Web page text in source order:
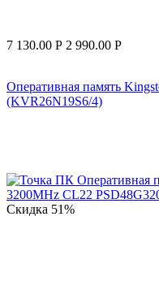
7 130.00 Р 2 990.00 Р
Оперативная память
(KVR26N19S6/4)
Скидка 51%